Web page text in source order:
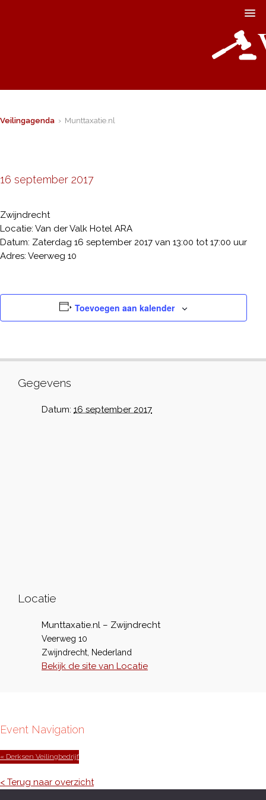
Veilingagenda › Munttaxatie.nl
16 september 2017
Zwijndrecht
Locatie: Van der Valk Hotel ARA
Datum: Zaterdag 16 september 2017 van 13:00 tot 17:00 uur
Adres: Veerweg 10
Toevoegen aan kalender
Gegevens
Datum: 16 september 2017
Locatie
Munttaxatie.nl – Zwijndrecht
Veerweg 10
Zwijndrecht Nederland
Bekijk de site van Locatie
Event Navigation
« Derksen Veilingbedrijf
< Terug naar overzicht